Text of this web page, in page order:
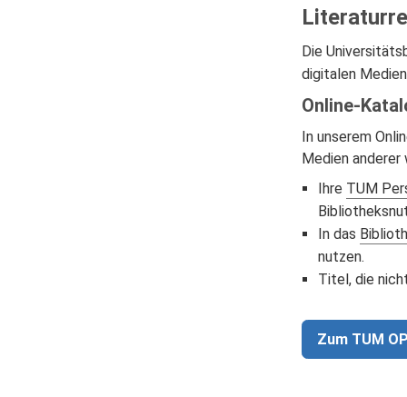
Die
digitalen
Online-
In unserem
Medien
Ihre TUM
In das
nutzen.
Titel, die
Zum TUM